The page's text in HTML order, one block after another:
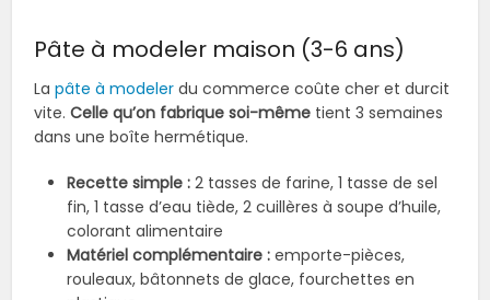
Pâte à modeler maison (3-6 ans)
Lapâte à modeler du commerce coûte cher et durcit
vite.Celle qu’on fabrique soi-même tient 3 semaines
dans une boîte hermétique.
Recette simple : 2 tasses de farine, 1 tasse de sel
fin, 1 tasse d’eau tiède, 2 cuillères à soupe d’huile,
colorant alimentaire
Matériel complémentaire : emporte-pièces,
rouleaux, bâtonnets de glace, fourchettes en